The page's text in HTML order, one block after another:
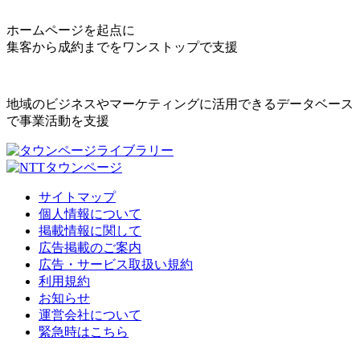
ホームページを起点に
集客から成約までをワンストップで支援
地域のビジネスやマーケティングに活用できるデータベース
で事業活動を支援
サイトマップ
個人情報について
掲載情報に関して
広告掲載のご案内
広告・サービス取扱い規約
利用規約
お知らせ
運営会社について
緊急時はこちら